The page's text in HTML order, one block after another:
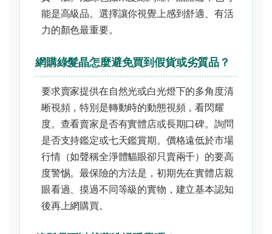
能是高級品。選擇讓你視覺上感到舒適、有活
力的顏色最重要。
網購綠髮晶怎麼避免買到假貨或劣質品？
要求賣家提供在自然光或白光燈下的多角度清
晰視頻，特別是轉動時的動態視頻，看閃耀
度。查看賣家是否有實體店或長期口碑。詢問
是否支持鑑定或七天鑑賞期。價格遠低於市場
行情（如聲稱全淨體貓眼卻只賣兩千）的要高
度警惕。最保險的方法是，初期先在實體店親
眼看過、摸過不同等級的實物，建立基本認知
後再上網購買。